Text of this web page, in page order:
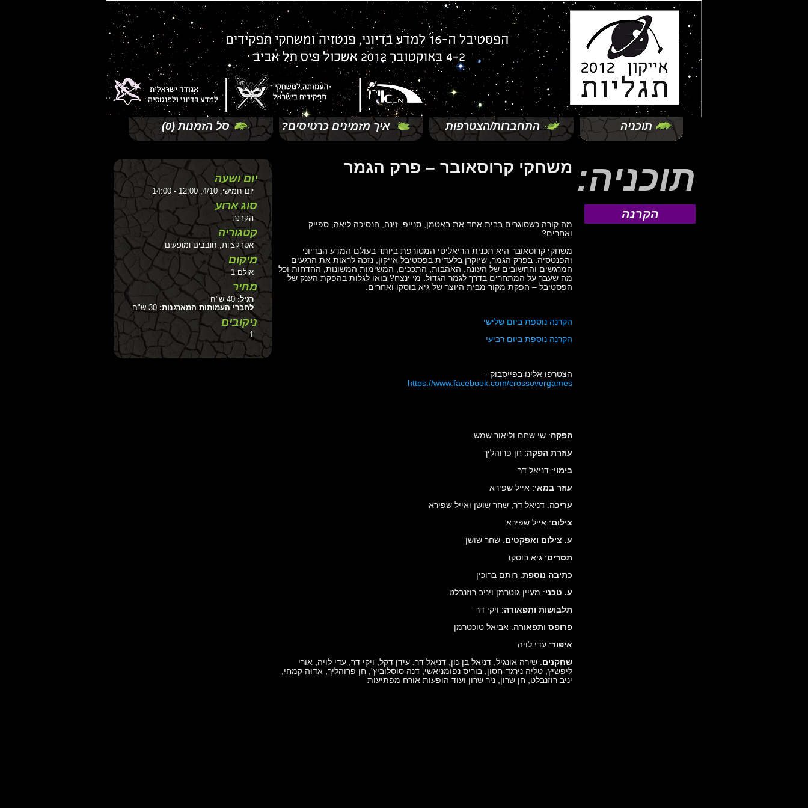
תוכניה התחברות/הצטרפות איך מזמינים כרטיסים? סל הזמנות (0)
תוכניה:
הקרנה
משחקי קרוסאובר – פרק הגמר
מה קורה כשסוגרים בבית אחד את באטמן, סנייפ, זינה, הנסיכה ליאה, ספייק
ואחרים?
משחקי קרוסאובר היא תכנית הריאליטי המטורפת ביותר בעולם המדע הבדיוני
והפנטסיה. בפרק הגמר, שיוקרן בלעדית בפסטיבל אייקון, נזכה לראות את הרגעים
המרגשים והחשובים של העונה. האהבות, התככים, המשימות המשונות, ההדחות וכל
מה שעבר על המתחרים בדרך לגמר הגדול. מי ינצח? בואו לגלות בהפקת הענק של
הפסטיבל – הפקת מקור מבית היוצר של גיא בוסקו ואחרים.
הקרנה נוספת ביום שלישי
הקרנה נוספת ביום רביעי
הצטרפו אלינו בפייסבוק -
https://www.facebook.com/crossovergames
הפקה: שי שחם וליאור שמש
עוזרת הפקה: חן פרוהליך
בימוי: דניאל דר
עוזר במאי: אייל שפירא
עריכה: דניאל דר, שחר שושן ואייל שפירא
צילום: אייל שפירא
ע. צילום ואפקטים: שחר שושן
תסריט: גיא בוסקו
כתיבה נוספת: רותם ברוכין
ע. טכני: מעיין גוטרמן ויניב רוזנבלט
תלבושות ותפאורה: ויקי דר
פרופס ותפאורה: אביאל טוכטרמן
איפור: עדי לויה
שחקנים: שירה אונגיל, דניאל בן-נון, דניאל דר, עידן דקל, ויקי דר, עדי לויה, אורי
ליפשיץ, טליה נירגד-חסון, בוריס נפומניאשי, דנה סוסלוביץ', חן פרוהליך, אדוה קמחי,
יניב רוזנבלט, חן שרון, ניר שרון ועוד הופעות אורח מפתיעות
יום ושעה
יום חמישי, 4/10, 12:00 - 14:00
סוג ארוע
הקרנה
קטגוריה
אטרקציות, חובבים ומופעים
מיקום
אולם 1
מחיר
רגיל:40 ש"ח
לחברי העמותות המארגנות:
ניקובים
1